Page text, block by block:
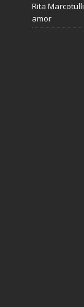
Rita
amor